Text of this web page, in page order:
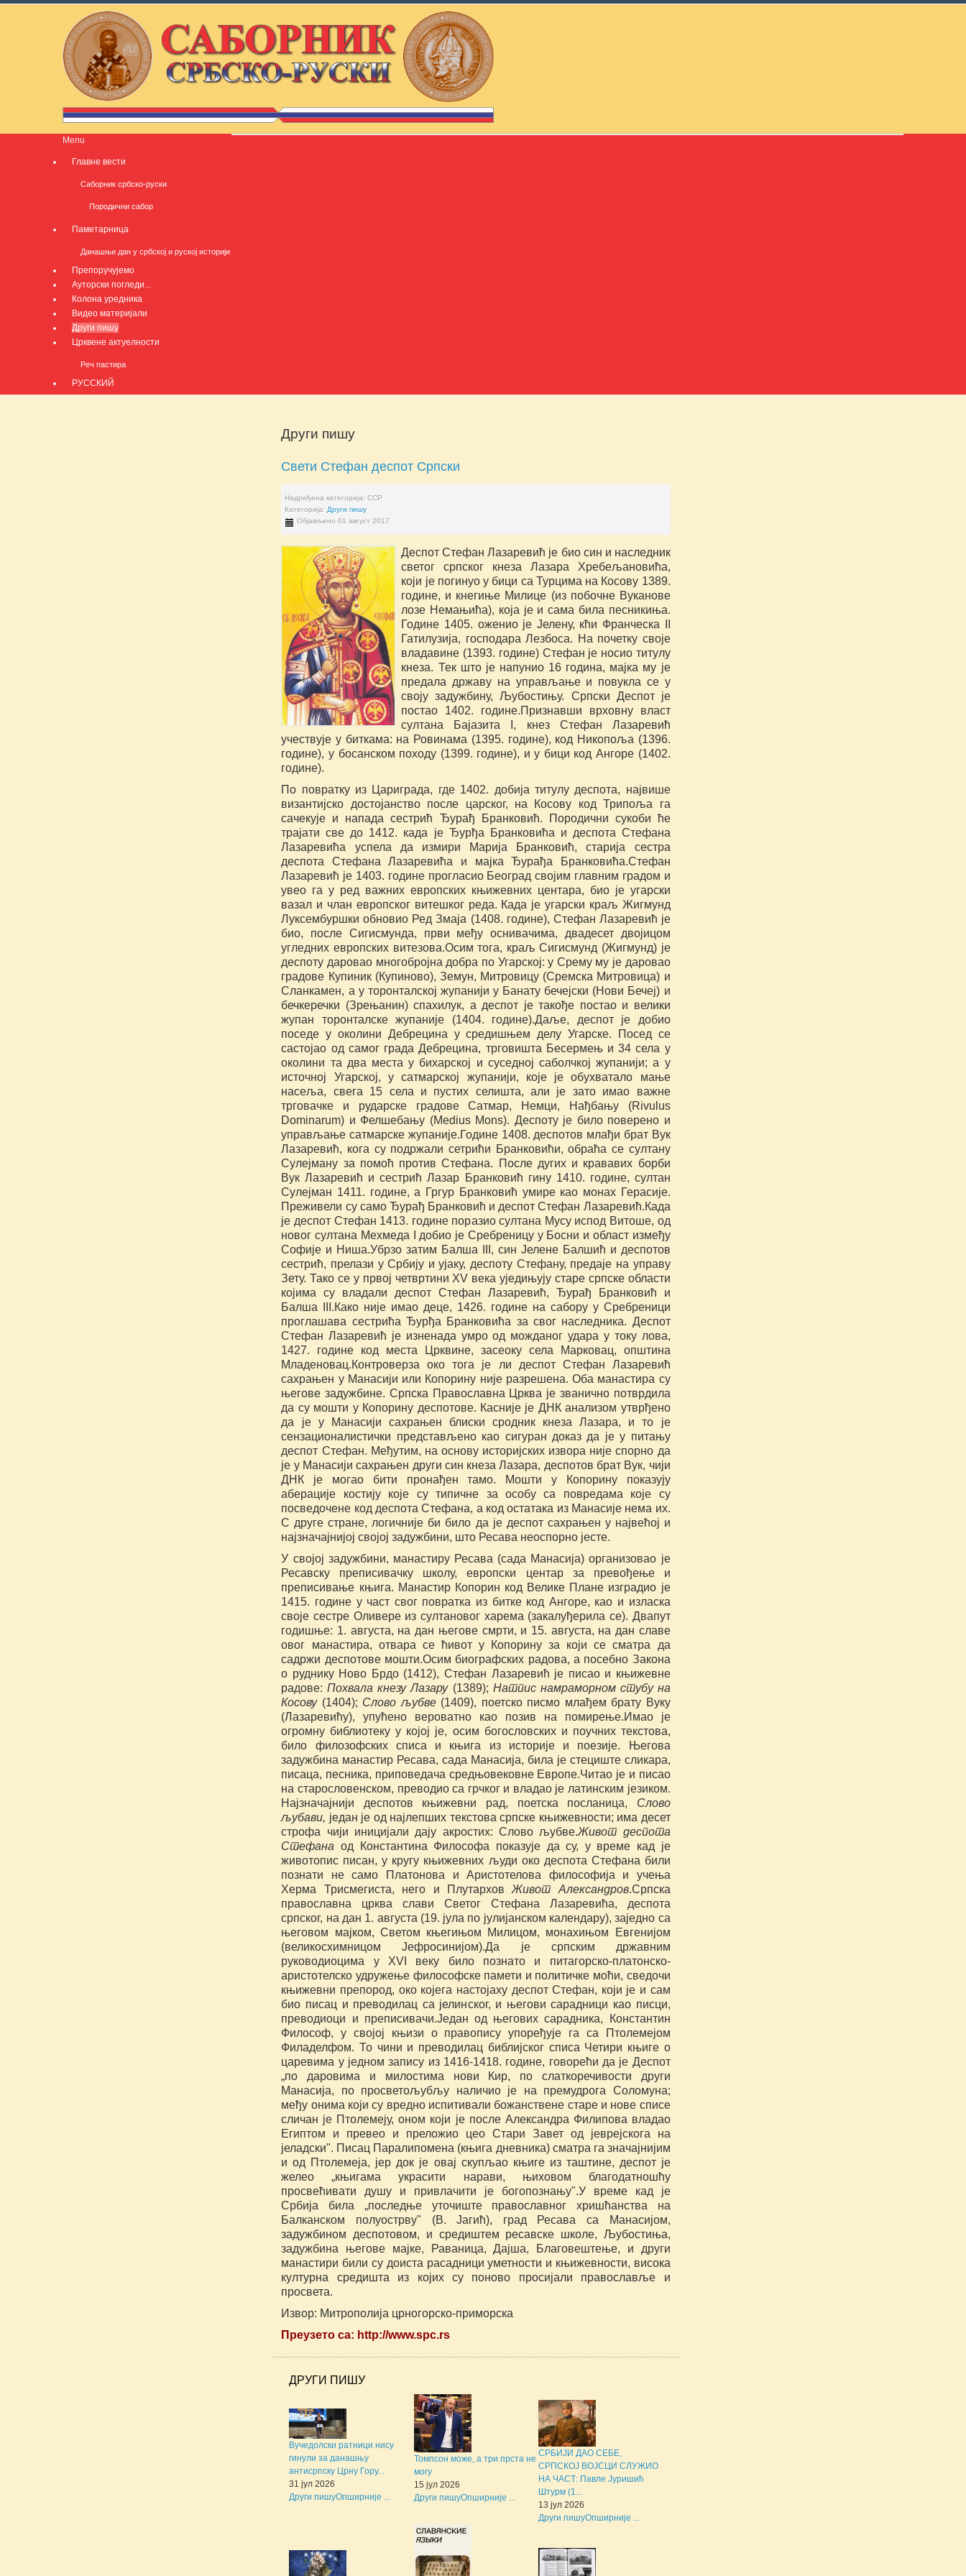
Menu
Главне вести
Саборник србско-руски
Породични сабор
Паметарница
Данашњи дан у србској и руској историји
Препоручујемо
Ауторски погледи...
Колона уредника
Видео материјали
Други пишу
Црквене актуелности
Реч пастира
РУССКИЙ
Други пишу
Свети Стефан деспот Српски
Надређена категорија:ССР
Категорија: Други пишу
Објављено 01 август 2017
Деспот Стефан Лазаревић је био син и наследник
светог српског кнеза Лазара Хребељановића,
који је погинуо у бици са Турцима на Косову 1389.
године, и кнегиње Милице (из побочне Вуканове
лозе Немањића), која је и сама била песникиња.
Године 1405. оженио је Јелену, кћи Франческа II
Гатилузија, господара Лезбоса. На почетку своје
владавине (1393. године) Стефан је носио титулу
кнеза. Тек што је напунио 16 година, мајка му је
предала државу на управљање и повукла се у
своју задужбину, Љубостињу. Српски Деспот је
постао 1402. године.Признавши врховну власт
султана Бајазита I, кнез Стефан Лазаревић
учествује у биткама: на Ровинама (1395. године), код Никопоља (1396.
године), у босанском походу (1399. године), и у бици код Ангоре (1402.
године).
По повратку из Цариграда, где 1402. добија титулу деспота, највише
византијско достојанство после царског, на Косову код Трипоља га
сачекује и напада сестрић Ђурађ Бранковић. Породични сукоби ће
трајати све до 1412. када је Ђурђа Бранковића и деспота Стефана
Лазаревића успела да измири Марија Бранковић, старија сестра
деспота Стефана Лазаревића и мајка Ђурађа Бранковића.Стефан
Лазаревић је 1403. године прогласио Београд својим главним градом и
увео га у ред важних европских књижевних центара, био је угарски
вазал и члан европског витешког реда. Када је угарски краљ Жигмунд
Луксембуршки обновио Ред Змаја (1408. године), Стефан Лазаревић је
био, после Сигисмунда, први међу оснивачима, двадесет двојицом
угледних европских витезова.Осим тога, краљ Сигисмунд (Жигмунд) је
деспоту даровао многобројна добра по Угарској: у Срему му је даровао
градове Купиник (Купиново), Земун, Митровицу (Сремска Митровица) и
Сланкамен, а у торонталској жупанији у Банату бечејски (Нови Бечеј) и
бечкеречки (Зрењанин) спахилук, а деспот је такође постао и велики
жупан торонталске жупаније (1404. године).Даље, деспот је добио
поседе у околини Дебрецина у средишњем делу Угарске. Посед се
састојао од самог града Дебрецина, трговишта Бесермењ и 34 села у
околини та два места у бихарској и суседној саболчкој жупанији; а у
источној Угарској, у сатмарској жупанији, које је обухватало мање
насеља, свега 15 села и пустих селишта, али је зато имао важне
трговачке и рударске градове Сатмар, Немци, Нађбању (Rivulus
Dominarum) и Фелшебању (Medius Mons). Деспоту је било поверено и
управљање сатмарске жупаније.Године 1408. деспотов млађи брат Вук
Лазаревић, кога су подржали сетрићи Бранковићи, обраћа се султану
Сулејману за помоћ против Стефана. После дугих и крававих борби
Вук Лазаревић и сестрић Лазар Бранковић гину 1410. године, султан
Сулејман 1411. године, а Гргур Бранковић умире као монах Герасије.
Преживели су само Ђурађ Бранковић и деспот Стефан Лазаревић.Када
је деспот Стефан 1413. године поразио султана Мусу испод Витоше, од
новог султана Мехмеда I добио је Сребреницу у Босни и област између
Софије и Ниша.Убрзо затим Балша III, син Јелене Балшић и деспотов
сестрић, прелази у Србију и ујаку, деспоту Стефану, предаје на управу
Зету. Тако се у првој четвртини XV века уједињују старе српске области
којима су владали деспот Стефан Лазаревић, Ђурађ Бранковић и
Балша III.Како није имао деце, 1426. године на сабору у Сребреници
проглашава сестрића Ђурђа Бранковића за свог наследника. Деспот
Стефан Лазаревић је изненада умро од можданог удара у току лова,
1427. године код места Црквине, засеоку села Марковац, општина
Младеновац.Контроверза око тога је ли деспот Стефан Лазаревић
сахрањен у Манасији или Копорину није разрешена. Оба манастира су
његове задужбине. Српска Православна Црква је званично потврдила
да су мошти у Копорину деспотове. Касније је ДНК анализом утврђено
да је у Манасији сахрањен блиски сродник кнеза Лазара, и то је
сензационалистички представљено као сигуран доказ да је у питању
деспот Стефан. Међутим, на основу историјских извора није спорно да
је у Манасији сахрањен други син кнеза Лазара, деспотов брат Вук, чији
ДНК је могао бити пронађен тамо. Мошти у Копорину показују
аберације костију које су типичне за особу са повредама које су
посведочене код деспота Стефана, а код остатака из Манасије нема их.
С друге стране, логичније би било да је деспот сахрањен у највећој и
најзначајнијој својој задужбини, што Ресава неоспорно јесте.
У својој задужбини, манастиру Ресава (сада Манасија) организовао је
Ресавску преписивачку школу, европски центар за превођење и
преписивање књига. Манастир Копорин код Велике Плане изградио је
1415. године у част свог повратка из битке код Ангоре, као и изласка
своје сестре Оливере из султановог харема (закалуђерила се). Двапут
годишње: 1. августа, на дан његове смрти, и 15. августа, на дан славе
овог манастира, отвара се ћивот у Копорину за који се сматра да
садржи деспотове мошти.Осим биографских радова, а посебно Закона
о руднику Ново Брдо (1412), Стефан Лазаревић је писао и књижевне
радове:Похвала кнезу Лазару(1389); Натпис намраморном стубу на
Косову(1404); Слово љубве(1409), поетско писмо млађем брату Вуку
(Лазаревићу), упућено вероватно као позив на помирење.Имао је
огромну библиотеку у којој је, осим богословских и поучних текстова,
било филозофских списа и књига из историје и поезије. Његова
задужбина манастир Ресава, сада Манасија, била је стециште сликара,
писаца, песника, приповедача средњовековне Европе.Читао је и писао
на старословенском, преводио са грчког и владао је латинским језиком.
Најзначајнији деспотов књижевни рад, поетска посланица, Слово
љубави, један је од најлепших текстова српске књижевности; има десет
строфа чији иницијали дају акростих: Слово љубве.Живот деспота
Стефана од Константина Философа показује да су, у време кад је
животопис писан, у кругу књижевних људи око деспота Стефана били
познати не само Платонова и Аристотелова философија и учења
Херма Трисмегиста, него и ПлутарховЖивот Александров.Српска
православна црква слави Светог Стефана Лазаревића, деспота
српског, на дан 1. августа (19. јула по јулијанском календару), заједно са
његовом мајком, Светом књегињом Милицом, монахињом Евгенијом
(великосхимницом Јефросинијом).Да је српским државним
руководиоцима у XVI веку било познато и питагорско-платонско-
аристотелско удружење философске памети и политичке моћи, сведочи
књижевни препород, око којега настојаху деспот Стефан, који је и сам
био писац и преводилац са јелинског, и његови сарадници као писци,
преводиоци и преписивачи.Један од његових сарадника, Константин
Философ, у својој књизи о правопису упоређује га са Птолемејом
Филаделфом. То чини и преводилац библијског списа Четири књиге о
царевима у једном запису из 1416-1418. године, говорећи да је Деспот
„по даровима и милостима нови Кир, по слаткоречивости други
Манасија, по просветољубљу наличио је на премудрога Соломуна;
међу онима који су вредно испитивали божанствене старе и нове списе
сличан је Птолемеју, оном који је после Александра Филипова владао
Египтом и превео и преложио цео Стари Завет од јеврејскога на
јеладски". Писац Паралипомена (књига дневника) сматра га значајнијим
и од Птолемеја, јер док је овај скупљао књиге из таштине, деспот је
желео „књигама украсити нарави, њиховом благодатношћу
просвећивати душу и привлачити је богопознању".У време кад је
Србија била „последње уточиште православног хришћанства на
Балканском полуострву" (В. Јагић), град Ресава са Манасијом,
задужбином деспотовом, и средиштем ресавске школе, Љубостиња,
задужбина његове мајке, Раваница, Дајша, Благовештење, и други
манастири били су доиста расадници уметности и књижевности, висока
културна средишта из којих су поново просијали православље и
просвета.
Извор: Митрополија црногорско-приморска
Преузето са: http://www.spc.rs
ДРУГИ ПИШУ
Вучедолски ратници нису
гинули за данашњу
антисрпску Црну Гору...
31 јул 2026
Други пишуОпширније ...
Томпсон може, а три прста не
могу
15 јул 2026
Други пишуОпширније ...
СРБИЈИ ДАО СЕБЕ,
СРПСКОЈ ВОЈСЦИ СЛУЖИО
НА ЧАСТ: Павле Јуришић
Штурм (1...
13 јул 2026
Други пишуОпширније ...